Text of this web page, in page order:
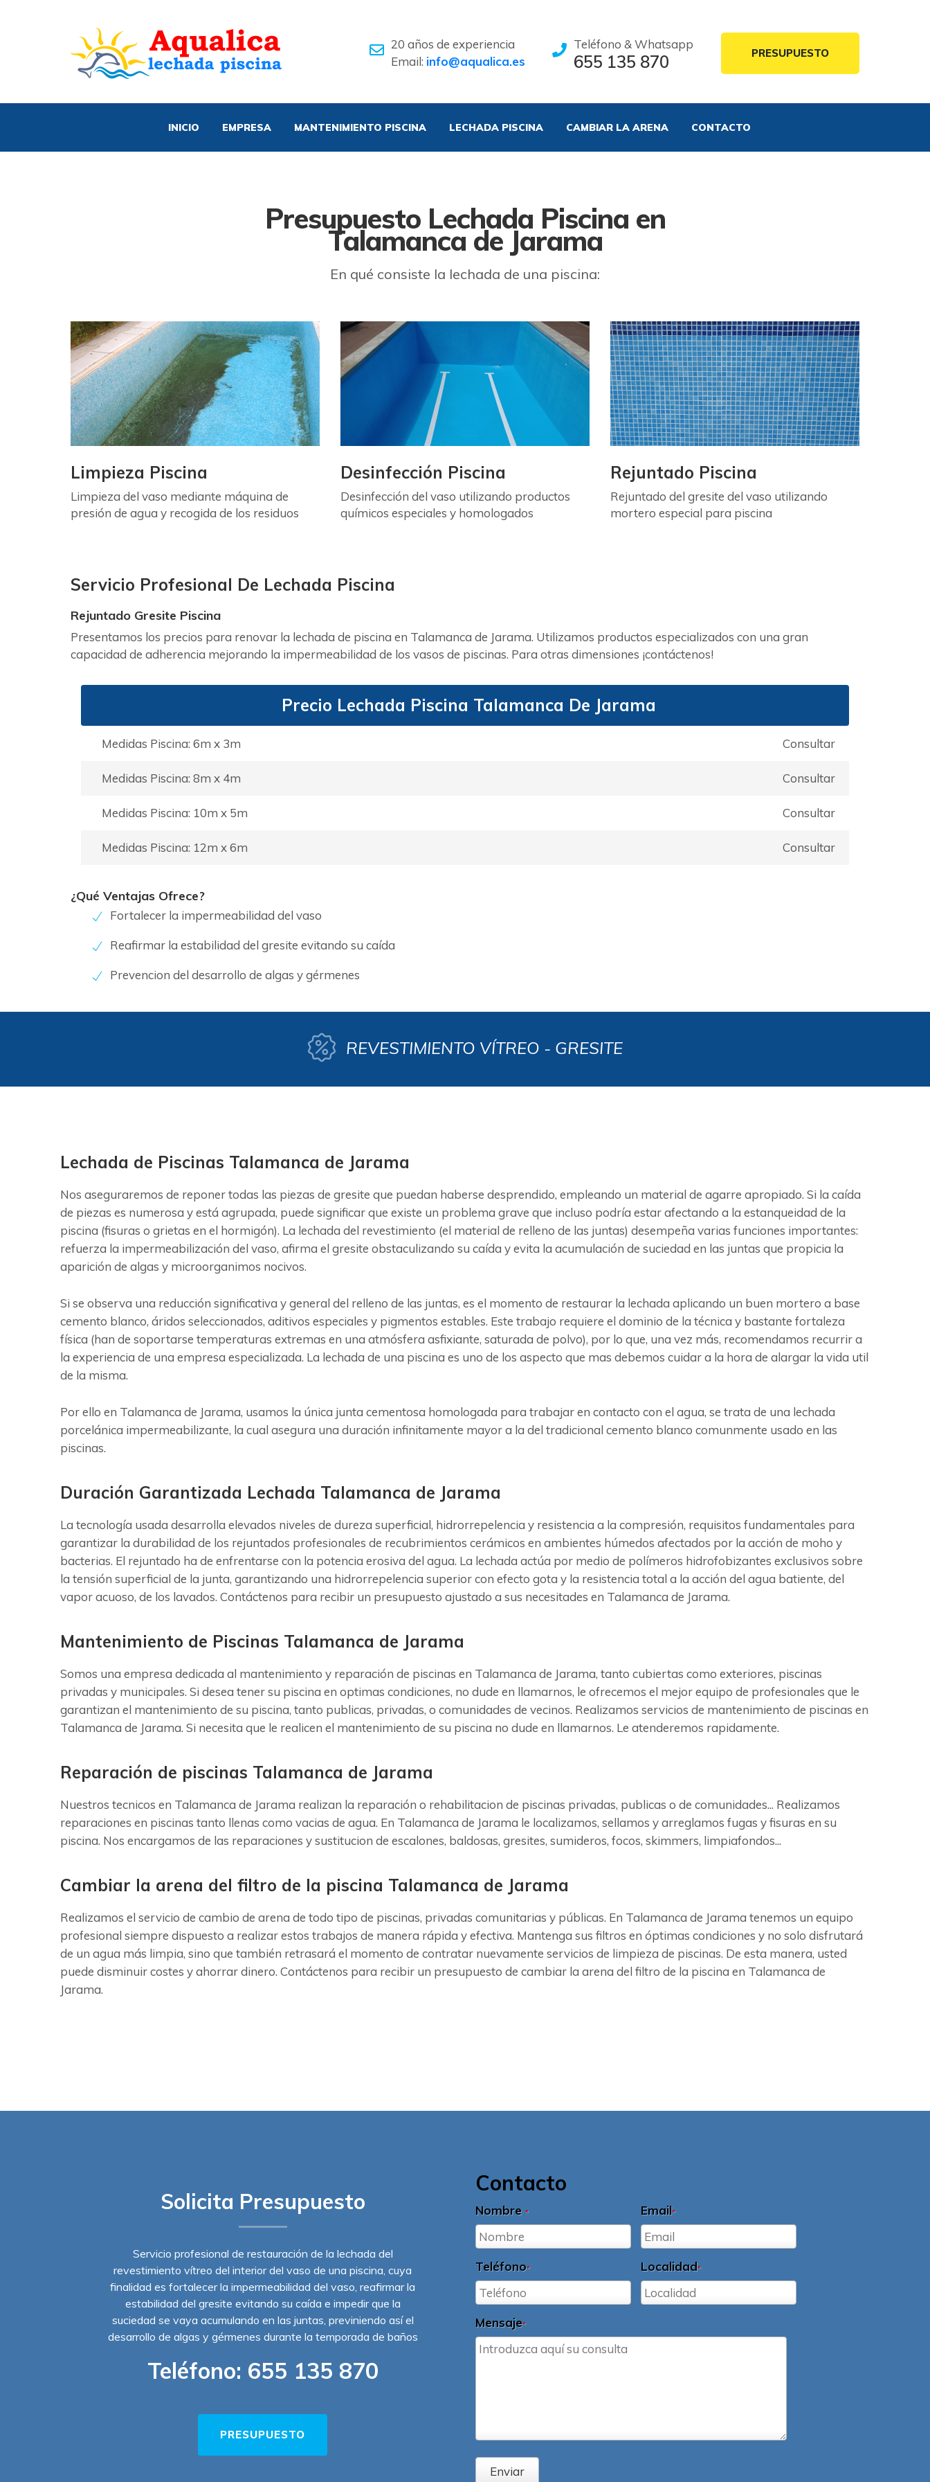
20 años de experiencia
Email: info@aqualica.es
Teléfono & Whatsapp
655 135 870 PRESUPUESTO
INICIO EMPRESA MANTENIMIENTO PISCINA LECHADA PISCINA CAMBIAR LA ARENA CONTACTO
Presupuesto Lechada Piscina en
Talamanca de Jarama
En qué consiste la lechada de una piscina:
Limpieza Piscina
Limpieza del vaso mediante máquina de
presión de agua y recogida de los residuos
Desinfección Piscina
Desinfección del vaso utilizando productos
químicos especiales y homologados
Rejuntado Piscina
Rejuntado del gresite del vaso utilizando
mortero especial para piscina
Servicio Profesional De Lechada Piscina
Rejuntado Gresite Piscina
Presentamos los precios para renovar la lechada de piscina en Talamanca de Jarama. Utilizamos productos especializados con una gran
capacidad de adherencia mejorando la impermeabilidad de los vasos de piscinas. Para otras dimensiones ¡contáctenos!
Precio Lechada Piscina Talamanca De Jarama
Medidas Piscina: 6m x 3m Consultar
Medidas Piscina: 8m x 4m Consultar
Medidas Piscina: 10m x 5m Consultar
Medidas Piscina: 12m x 6m Consultar
¿Qué Ventajas Ofrece?
Fortalecer la impermeabilidad del vaso
Reafirmar la estabilidad del gresite evitando su caída
Prevencion del desarrollo de algas y gérmenes
REVESTIMIENTO VÍTREO - GRESITE
Lechada de Piscinas Talamanca de Jarama
Nos aseguraremos de reponer todas las piezas de gresite que puedan haberse desprendido, empleando un material de agarre apropiado. Si la caída
de piezas es numerosa y está agrupada, puede significar que existe un problema grave que incluso podría estar afectando a la estanqueidad de la
piscina (fisuras o grietas en el hormigón). La lechada del revestimiento (el material de relleno de las juntas) desempeña varias funciones importantes:
refuerza la impermeabilización del vaso, afirma el gresite obstaculizando su caída y evita la acumulación de suciedad en las juntas que propicia la
aparición de algas y microorganimos nocivos.
Si se observa una reducción significativa y general del relleno de las juntas, es el momento de restaurar la lechada aplicando un buen mortero a base
cemento blanco, áridos seleccionados, aditivos especiales y pigmentos estables. Este trabajo requiere el dominio de la técnica y bastante fortaleza
física (han de soportarse temperaturas extremas en una atmósfera asfixiante, saturada de polvo), por lo que, una vez más, recomendamos recurrir a
la experiencia de una empresa especializada. La lechada de una piscina es uno de los aspecto que mas debemos cuidar a la hora de alargar la vida util
de la misma.
Por ello en Talamanca de Jarama, usamos la única junta cementosa homologada para trabajar en contacto con el agua, se trata de una lechada
porcelánica impermeabilizante, la cual asegura una duración infinitamente mayor a la del tradicional cemento blanco comunmente usado en las
piscinas.
Duración Garantizada Lechada Talamanca de Jarama
La tecnología usada desarrolla elevados niveles de dureza superficial, hidrorrepelencia y resistencia a la compresión, requisitos fundamentales para
garantizar la durabilidad de los rejuntados profesionales de recubrimientos cerámicos en ambientes húmedos afectados por la acción de moho y
bacterias. El rejuntado ha de enfrentarse con la potencia erosiva del agua. La lechada actúa por medio de polímeros hidrofobizantes exclusivos sobre
la tensión superficial de la junta, garantizando una hidrorrepelencia superior con efecto gota y la resistencia total a la acción del agua batiente, del
vapor acuoso, de los lavados. Contáctenos para recibir un presupuesto ajustado a sus necesitades en Talamanca de Jarama.
Mantenimiento de Piscinas Talamanca de Jarama
Somos una empresa dedicada al mantenimiento y reparación de piscinas en Talamanca de Jarama, tanto cubiertas como exteriores, piscinas
privadas y municipales. Si desea tener su piscina en optimas condiciones, no dude en llamarnos, le ofrecemos el mejor equipo de profesionales que le
garantizan el mantenimiento de su piscina, tanto publicas, privadas, o comunidades de vecinos. Realizamos servicios de mantenimiento de piscinas en
Talamanca de Jarama. Si necesita que le realicen el mantenimiento de su piscina no dude en llamarnos. Le atenderemos rapidamente.
Reparación de piscinas Talamanca de Jarama
Nuestros tecnicos en Talamanca de Jarama realizan la reparación o rehabilitacion de piscinas privadas, publicas o de comunidades... Realizamos
reparaciones en piscinas tanto llenas como vacias de agua. En Talamanca de Jarama le localizamos, sellamos y arreglamos fugas y fisuras en su
piscina. Nos encargamos de las reparaciones y sustitucion de escalones, baldosas, gresites, sumideros, focos, skimmers, limpiafondos...
Cambiar la arena del filtro de la piscina Talamanca de Jarama
Realizamos el servicio de cambio de arena de todo tipo de piscinas, privadas comunitarias y públicas. En Talamanca de Jarama tenemos un equipo
profesional siempre dispuesto a realizar estos trabajos de manera rápida y efectiva. Mantenga sus filtros en óptimas condiciones y no solo disfrutará
de un agua más limpia, sino que también retrasará el momento de contratar nuevamente servicios de limpieza de piscinas. De esta manera, usted
puede disminuir costes y ahorrar dinero. Contáctenos para recibir un presupuesto de cambiar la arena del filtro de la piscina en Talamanca de
Jarama.
Solicita Presupuesto
Servicio profesional de restauración de la lechada del
revestimiento vítreo del interior del vaso de una piscina, cuya
finalidad es fortalecer la impermeabilidad del vaso, reafirmar la
estabilidad del gresite evitando su caída e impedir que la
suciedad se vaya acumulando en las juntas, previniendo así el
desarrollo de algas y gérmenes durante la temporada de baños
Teléfono: 655 135 870
PRESUPUESTO
Contacto
Nombre * Email*
Teléfono* Localidad*
Mensaje*
Enviar